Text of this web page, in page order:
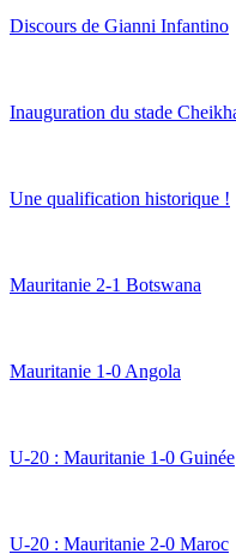
Discours de Gianni Infantino
Inauguration du stade
Une qualification historique !
Mauritanie 2-1 Botswana
Mauritanie 1-0 Angola
U-20 : Mauritanie 1-0 Guinée
U-20 : Mauritanie 2-0 Maroc